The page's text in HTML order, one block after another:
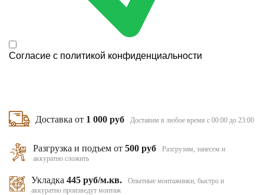
Согласие с политикой конфиденциальности
Доставка от 1 000 руб Доставим в любое время с 00:00 до 23:00
Разгрузка и подъем от500 руб
Разгрузим, занесем и
аккуратно сложить
Укладка 445 руб/м.кв.
Опытные монтажники, быстро и
аккуратно произведут монтаж